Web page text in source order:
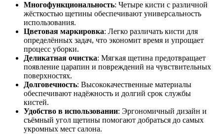
Многофункциональность: Четыре кисти с различной
жёсткостью щетины обеспечивают универсальность
использования.
Цветовая маркировка: Легко различать кисти для
определённых задач, что экономит время и упрощает
процесс уборки.
Деликатная очистка: Мягкая щетина предотвращает
появление царапин и повреждений на чувствительных
поверхностях.
Долговечность: Высококачественные материалы
обеспечивают надёжность и долгий срок службы
кистей.
Удобство в использовании: Эргономичный дизайн и
съёмный угол щетины помогают добраться до самых
укромных мест салона.